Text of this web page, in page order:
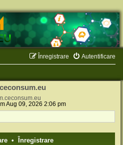
Autentificare
Înregistrare
Aug 09, 2026 2:06 pm
• Înregistrare